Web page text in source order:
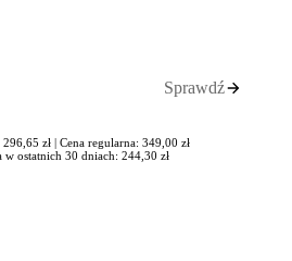
Sprawdź
zł | Cena regularna: 349,00 zł
w ostatnich 30 dniach: 244,30 zł